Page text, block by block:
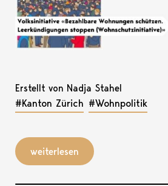
Erstellt von Nadja Stahel
#Kanton Zürich #Wohnpolitik
weiterlesen